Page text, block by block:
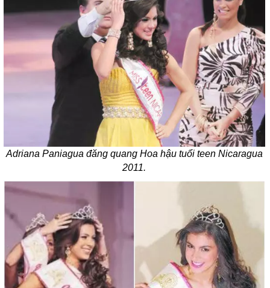
Adriana Paniagua đăng quang Hoa hậu tuổi teen Nicaragua
2011.